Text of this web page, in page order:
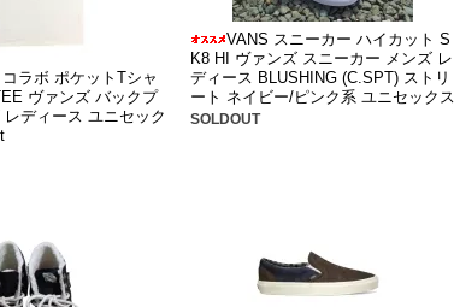
ラボ ポケットTシャ
ヴァンズ バックプ
レディース ユニセック
VANS スニーカー ハイカット S
K8 HI ヴァンズ スニーカー メンズ レ
ディース BLUSHING (C.SPT) ストリ
ート ネイビー/ピンク系 ユニセックス
SOLDOUT